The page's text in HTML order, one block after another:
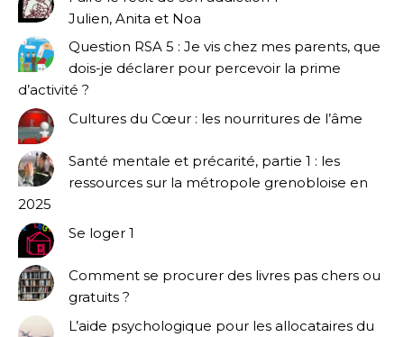
Julien, Anita et Noa
Question RSA 5 : Je vis chez mes parents, que
dois-je déclarer pour percevoir la prime
d’activité ?
Cultures du Cœur : les nourritures de l’âme
Santé mentale et précarité, partie 1 : les
ressources sur la métropole grenobloise en
2025
Se loger 1
Comment se procurer des livres pas chers ou
gratuits ?
L’aide psychologique pour les allocataires du